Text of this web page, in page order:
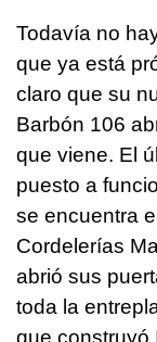
Todavía no
que ya está
claro que su
Barbón 106
que viene. El
puesto a
se encuentra
Cordelerías
abrió sus
toda la